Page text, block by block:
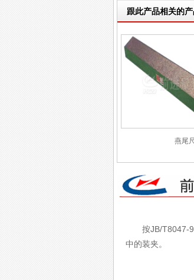
跟此产品相关的
燕尾尺
按JB/T8047-95
中的装夹。